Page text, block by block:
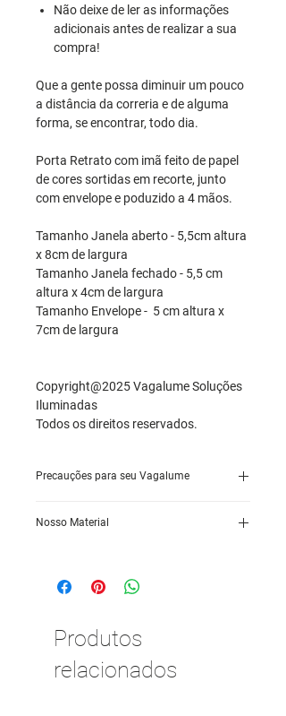
Não deixe de ler as informações
adicionais antes de realizar a sua
compra!
Que a gente possa diminuir um pouco
a distância da correria e de alguma
forma, se encontrar, todo dia.
Porta Retrato com imã feito de papel
de cores sortidas em recorte, junto
com envelope e poduzido a 4 mãos.
Tamanho Janela aberto - 5,5cm altura
x 8cm de largura
Tamanho Janela fechado - 5,5 cm
altura x 4cm de largura
Tamanho Envelope - 5 cm altura x
7cm de largura
Copyright@2025 Vagalume Soluções
Iluminadas
Todos os direitos reservados.
Precauções para seu Vagalume
muito úmidos.
Nosso Material
imã na parte de trás.
Produtos
relacionados